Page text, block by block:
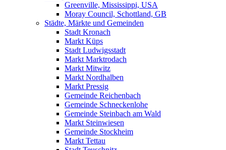
Greenville, Mississippi, USA
Moray Council, Schottland, GB
Städte, Märkte und Gemeinden
Stadt Kronach
Markt Küps
Stadt Ludwigsstadt
Markt Marktrodach
Markt Mitwitz
Markt Nordhalben
Markt Pressig
Gemeinde Reichenbach
Gemeinde Schneckenlohe
Gemeinde Steinbach am Wald
Markt Steinwiesen
Gemeinde Stockheim
Markt Tettau